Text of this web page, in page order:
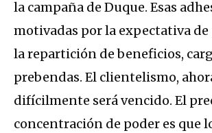
la campaña de Duque. Esas
motivadas por la expectativa
la repartición de beneficios,
prebendas. El clientelismo,
difícilmente será vencido. El
concentración de poder es que